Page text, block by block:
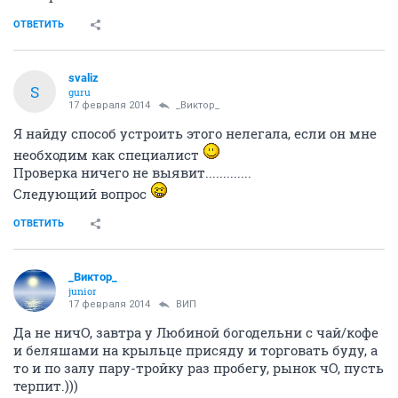
ОТВЕТИТЬ
S
svaliz
guru
17 февраля 2014 _Виктор_
Я найду способ устроить этого нелегала, если он мне
необходим как специалист
Проверка ничего не выявит.............
Следующий вопрос
ОТВЕТИТЬ
_Виктор_
juniоr
17 февраля 2014 ВИП
Да не ничО, завтра у Любиной богодельни с чай/кофе
и беляшами на крыльце присяду и торговать буду, а
то и по залу пару-тройку раз пробегу, рынок чО, пусть
терпит.)))